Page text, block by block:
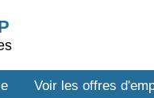
Voir les offres